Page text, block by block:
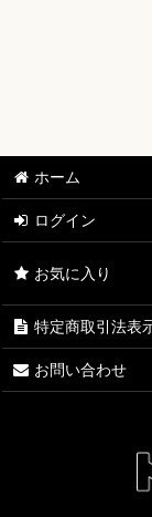
【ワンピースカー
【ワンピースカー
15】
【ワンピースカー
CRISIS【EB-04】
【ワンピースカー
【ワンピースカー
ホーム
ログイン
お気に入り
特定商取引法表
お問い合わせ